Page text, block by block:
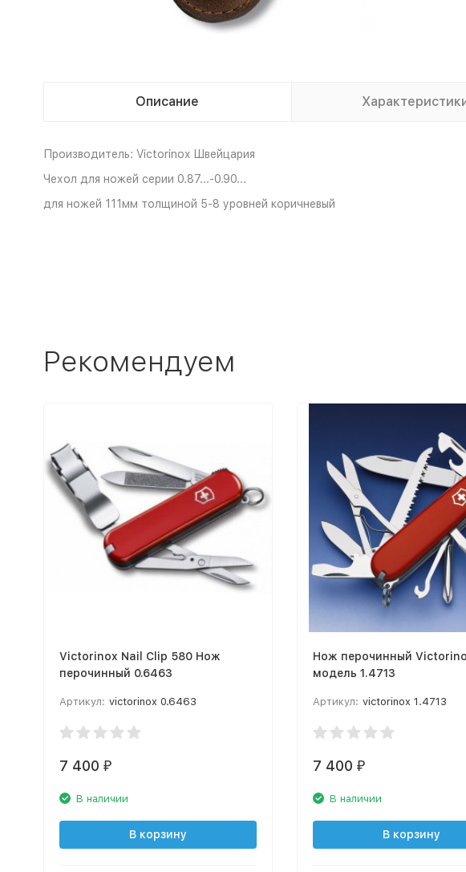
Описание
Производитель: Victorinox Швейцария
Чехол для ножей серии 0.87...-0.90...
для ножей 111мм толщиной 5-8 уровней коричневый
Рекомендуем
Victorinox Nail Clip 580 Нож
перочинный 0.6463
Артикул: victorinox 0.6463
7 400 ₽
В наличии
В корзину
Нож перочинный
модель 1.4713
Артикул: victorinox 1.4713
7 400 ₽
В наличии
В корзину